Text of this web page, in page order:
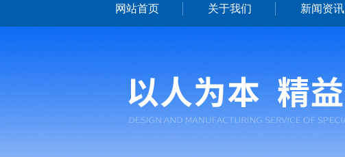
网站首页 关于我们 新闻资讯